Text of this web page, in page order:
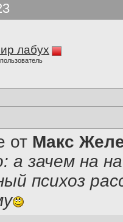
лабух
от Макс
а зачем на
психоз